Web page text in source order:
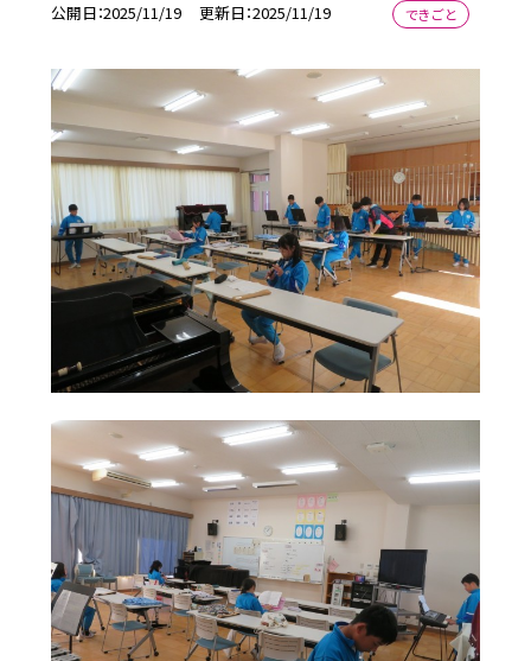
公開日 2025/11/19 更新日 2025/11/19 できごと